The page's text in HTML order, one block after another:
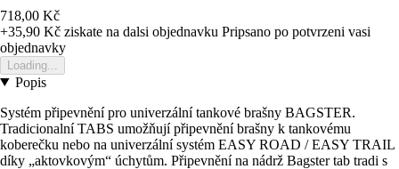
718,00 Kč
+35,90 Kč ziskate na dalsi objednavku Pripsano po potvrzeni vasi
objednavky
Loading...
Popis
Systém připevnění pro univerzální tankové brašny BAGSTER.
Tradicionalní TABS umožňují připevnění brašny k tankovému
koberečku nebo na univerzální systém EASY ROAD / EASY TRAIL
díky „aktovkovým“ úchytům. Připevnění na nádrž Bagster tab tradi s